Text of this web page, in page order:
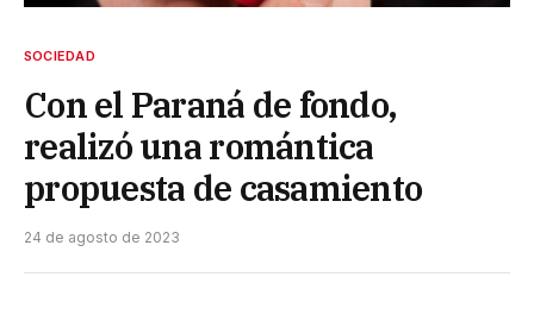
SOCIEDAD
Con el Paraná de fondo,
realizó una romántica
propuesta de casamiento
24 de agosto de 2023